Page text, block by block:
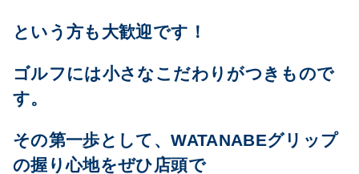
という方も大歓迎です！
ゴルフには小さなこだわりがつきもので
す。
その第一歩として、WATANABEグリップ
の握り心地をぜひ店頭で